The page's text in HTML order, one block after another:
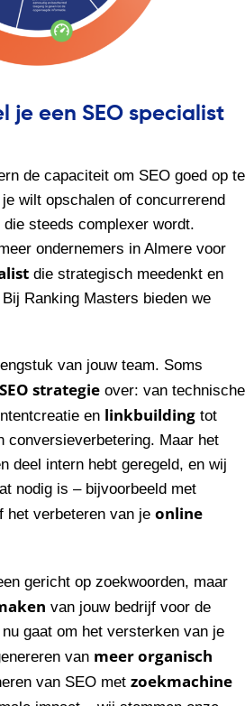
je een SEO specialist
de capaciteit om SEO goed op te
wilt opschalen of concurrerend
steeds complexer wordt.
ondernemers in Almere voor
die strategisch meedenkt en
Ranking Masters bieden we
van jouw team. Soms
SEO strategie over: van technische
en linkbuilding tot
conversieverbetering. Maar het
deel intern hebt geregeld, en wij
nodig is – bijvoorbeeld met
het verbeteren van je online
gericht op zoekwoorden, maar
van jouw bedrijf voor de
gaat om het versterken van je
van meer organisch
van SEO met zoekmachine